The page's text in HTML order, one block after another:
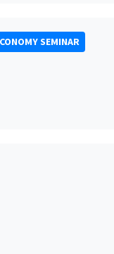
SEMINAR